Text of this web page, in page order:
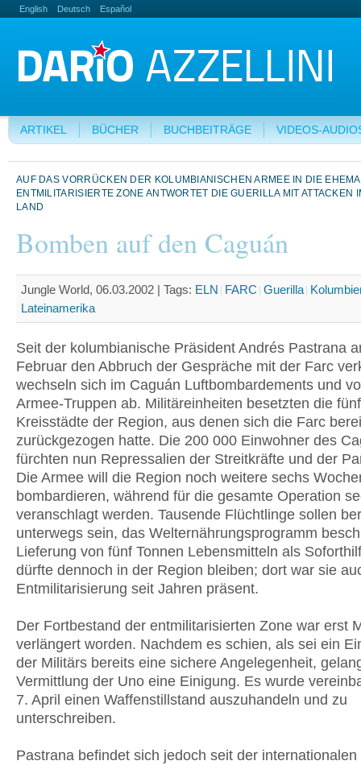
English Deutsch Español
ARTIKEL BÜCHER BUCHBEITRÄGE VIDEOS-
AUF DAS VORRÜCKEN DER KOLUMBIANISCHEN ARMEE IN DIE
ENTMILITARISIERTE ZONE ANTWORTET DIE GUERILLA MIT ATTACKEN
LAND
Bomben auf den Caguán
Jungle World, 06.03.2002 | Tags: ELN FARC Guerilla
Lateinamerika
Seit der kolumbianische Präsident Andrés Pastrana
Februar den Abbruch der Gespräche mit der Farc
wechseln sich im Caguán Luftbombardements und
Armee-Truppen ab. Militäreinheiten besetzten die fünf
Kreisstädte der Region, aus denen sich die Farc
zurückgezogen hatte. Die 200 000 Einwohner des
fürchten nun Repressalien der Streitkräfte und der
Die Armee will die Region noch weitere sechs
bombardieren, während für die gesamte Operation
veranschlagt werden. Tausende Flüchtlinge sollen
unterwegs sein, das Welternährungsprogramm
Lieferung von fünf Tonnen Lebensmitteln als
dürfte dennoch in der Region bleiben; dort war sie
Entmilitarisierung seit Jahren präsent.
Der Fortbestand der entmilitarisierten Zone war erst
verlängert worden. Nachdem es schien, als sei ein
der Militärs bereits eine sichere Angelegenheit,
Vermittlung der Uno eine Einigung. Es wurde
7. April einen Waffenstillstand auszuhandeln und zu
unterschreiben.
Pastrana befindet sich jedoch seit der internationalen